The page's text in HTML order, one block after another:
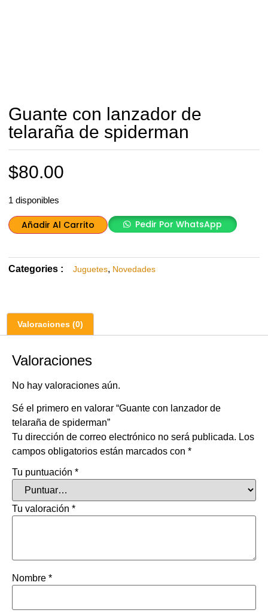
Guante con lanzador de
telaraña de spiderman
$80.00
1 disponibles
Añadir Al Carrito Pedir Por WhatsApp
Categories : Juguetes, Novedades
Valoraciones (0)
Valoraciones
No hay valoraciones aún.
Sé el primero en valorar “Guante con lanzador de
telaraña de spiderman”
Tu dirección de correo electrónico no será publicada. Los
campos obligatorios están marcados con *
Tu puntuación *
Tu valoración *
Nombre *